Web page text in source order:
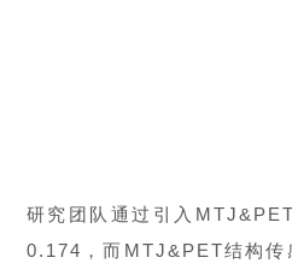
研究团队通过引入
0.174，而MTJ&PET结构传